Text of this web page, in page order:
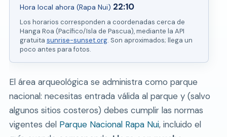
Hora local ahora (Rapa Nui) 22:10
Los horarios corresponden a coordenadas cerca de
Hanga Roa (Pacífico/Isla de Pascua), mediante la API
gratuita sunrise-sunset.org. Son aproximados; llega un
poco antes para fotos.
El área arqueológica se administra como parque
nacional: necesitas entrada válida al parque y (salvo
algunos sitios costeros) debes cumplir las normas
vigentes del Parque Nacional Rapa Nui, incluido el